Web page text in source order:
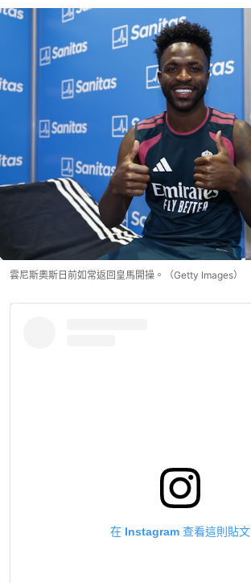
雲尼斯奧斯日前如常返回皇馬開操。（Getty Images）
在 Instagram 查看這則貼文